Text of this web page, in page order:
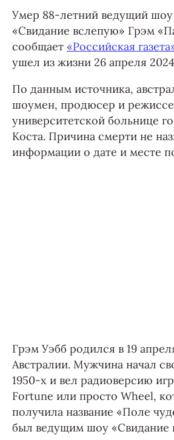
Умер 88-летний ведущий
«Свидание вслепую» Грэм
сообщает «Российская
ушел из жизни 26 апреля
По данным источника,
шоумен, продюсер и
университетской больнице
Коста. Причина смерти не
информации о дате и месте
Грэм Уэбб родился в 19
Австралии. Мужчина начал
1950-х и вел радиоверсию
Fortune или просто Wheel,
получила название «Поле
был ведущим шоу «Свидание